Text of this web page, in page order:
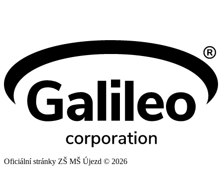
Oficiální stránky ZŠ MŠ Újezd © 2026